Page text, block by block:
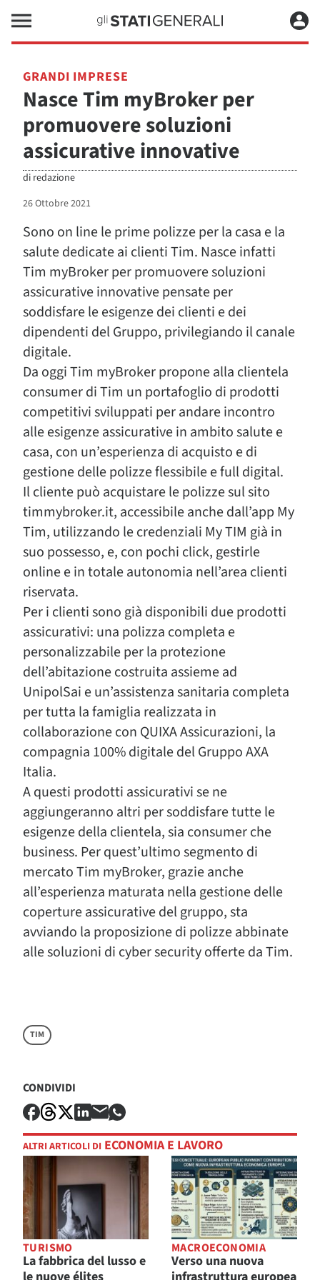
GRANDI IMPRESE
Nasce Tim myBroker per
promuovere soluzioni
assicurative innovative
di redazione
26 Ottobre 2021
Sono on line le prime polizze per la casa e la
salute dedicate ai clienti Tim. Nasce infatti
Tim myBroker per promuovere soluzioni
assicurative innovative pensate per
soddisfare le esigenze dei clienti e dei
dipendenti del Gruppo, privilegiando il canale
digitale.
Da oggi Tim myBroker propone alla clientela
consumer di Tim un portafoglio di prodotti
competitivi sviluppati per andare incontro
alle esigenze assicurative in ambito salute e
casa, con un’esperienza di acquisto e di
gestione delle polizze flessibile e full digital.
Il cliente può acquistare le polizze sul sito
timmybroker.it, accessibile anche dall’app My
Tim, utilizzando le credenziali My TIM già in
suo possesso, e, con pochi click, gestirle
online e in totale autonomia nell’area clienti
riservata.
Per i clienti sono già disponibili due prodotti
assicurativi: una polizza completa e
personalizzabile per la protezione
dell’abitazione costruita assieme ad
UnipolSai e un’assistenza sanitaria completa
per tutta la famiglia realizzata in
collaborazione con QUIXA Assicurazioni, la
compagnia 100% digitale del Gruppo AXA
Italia.
A questi prodotti assicurativi se ne
aggiungeranno altri per soddisfare tutte le
esigenze della clientela, sia consumer che
business. Per quest’ultimo segmento di
mercato Tim myBroker, grazie anche
all’esperienza maturata nella gestione delle
coperture assicurative del gruppo, sta
avviando la proposizione di polizze abbinate
alle soluzioni di cyber security offerte da Tim.
TIM
CONDIVIDI
ALTRI ARTICOLI DI ECONOMIA E LAVORO
TURISMO
La fabbrica del lusso e
MACROECONOMIA
Verso una nuova